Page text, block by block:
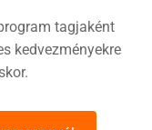
tagjaként
kedvezményekre